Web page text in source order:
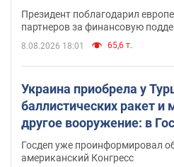
России
Президент поблагодарил
партнеров за финансовую
8.08.2026 18:01 65,6 т.
Украина приобрела у
баллистических ракет и
другое вооружение: в
США обнародовали
Госдеп уже проинформировал
американский Конгресс